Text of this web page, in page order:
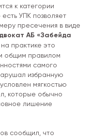
к категории
УПК позволяет
пресечения в виде
АБ «Забейда
практике это
общим правилом
самого
избранную
мягкостью
которые обычно
лишение
сообщил, что